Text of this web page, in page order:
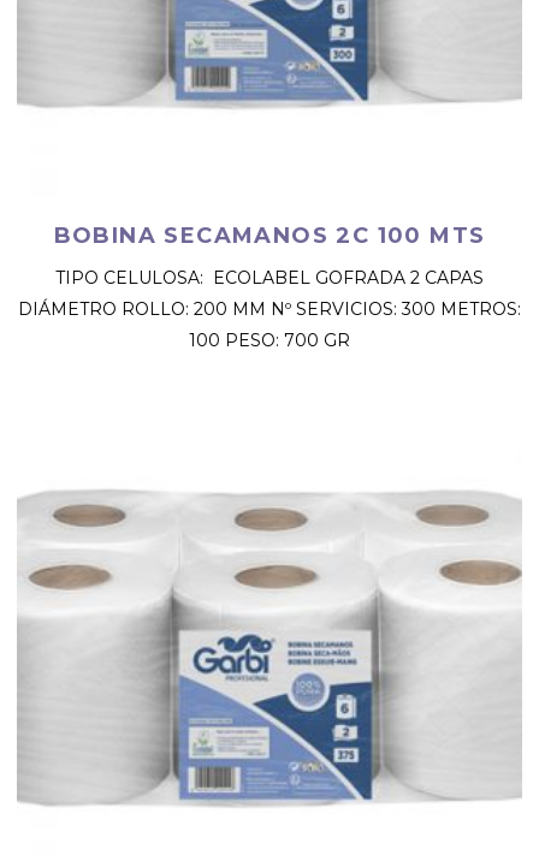
BOBINA SECAMANOS 2C 100 MTS
TIPO CELULOSA: ECOLABEL GOFRADA 2 CAPAS
DIÁMETRO ROLLO: 200 MM Nº SERVICIOS: 300 METROS:
100 PESO: 700 GR